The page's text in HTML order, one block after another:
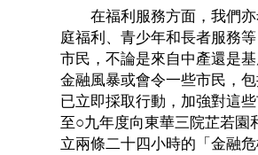
在福利服務方面，我們亦
庭福利、青少年和長者服務
市民，不論是來自中產還是
金融風暴或會令一些市民，
已立即採取行動，加強對這
至○九年度向東華三院芷若園
立兩條二十四小時的「金融